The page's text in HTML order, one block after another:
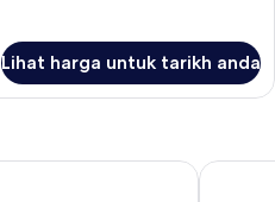
Lihat harga untuk tarikh anda
The